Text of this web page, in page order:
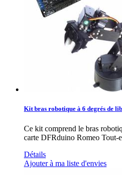
Kit bras robotique à 6 degrés de
Ce kit comprend le bras
carte DFRduino Romeo Tout-
Détails
Ajouter à ma liste d'envies